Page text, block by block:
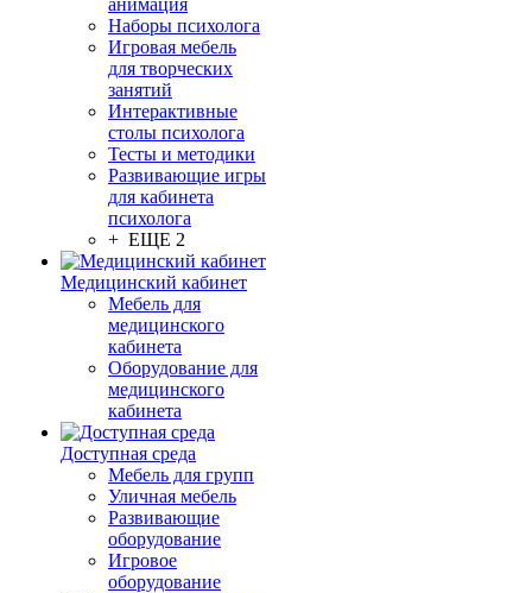
анимация
Наборы психолога
Игровая мебель
для творческих
занятий
Интерактивные
столы психолога
Тесты и методики
Развивающие игры
для кабинета
психолога
+ ЕЩЕ 2
Медицинский кабинет
Мебель для
медицинского
кабинета
Оборудование для
медицинского
кабинета
Доступная среда
Мебель для групп
Уличная мебель
Развивающие
оборудование
Игровое
оборудование